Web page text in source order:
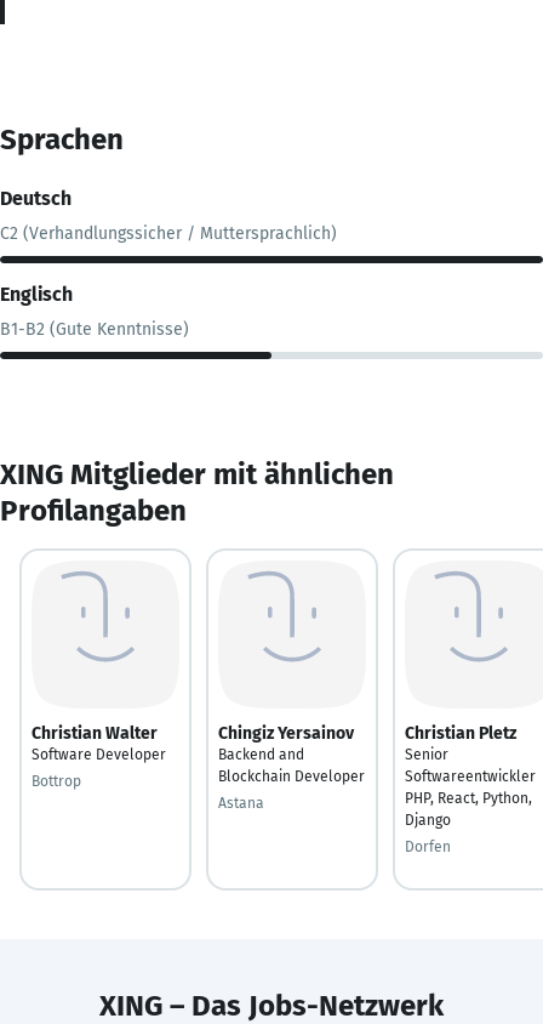
Sprachen
Deutsch
C2 (Verhandlungssicher / Muttersprachlich)
Englisch
B1-B2 (Gute Kenntnisse)
XING Mitglieder mit ähnlichen
Profilangaben
Christian Walter
Software Developer
Bottrop
Chingiz Yersainov
Backend and
Blockchain Developer
Astana
Christian Pletz
Senior
Softwareentwickler
PHP, React, Python,
Django
Dorfen
XING – Das Jobs-Netzwerk